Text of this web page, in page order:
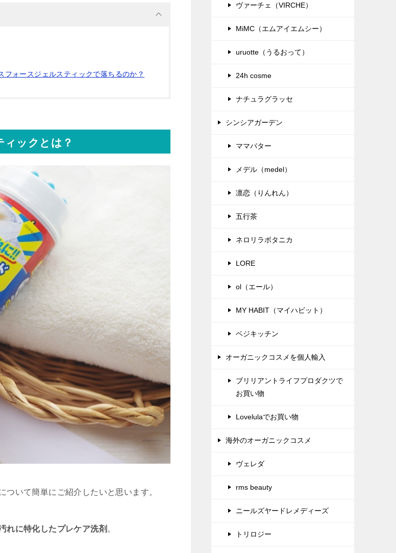
ォースジェルスティックで落ちるのか？
ックとは？
いて簡単にご紹介したいと思います。
れに特化したプレケア洗剤 。
ヴァーチェ（VIRCHE）
MiMC（エムアイエムシー）
uruotte（うるおって）
24h cosme
ナチュラグラッセ
シンシアガーデン
ママバター
メデル（medel）
凛恋（りんれん）
五行茶
ネロリラボタニカ
LORE
ol（エール）
MY HABIT（マイハビット）
ベジキッチン
オーガニックコスメを個人輸入
ブリリアントライフプロダクツで
お買い物
Lovelulaでお買い物
海外のオーガニックコスメ
ヴェレダ
rms beauty
ニールズヤードレメディーズ
トリロジー